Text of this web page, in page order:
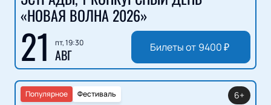
«НОВАЯ ВОЛНА 2026»
21 пт, 19:30
АВГ Билеты от 9400₽
Фестиваль
Популярное
6+